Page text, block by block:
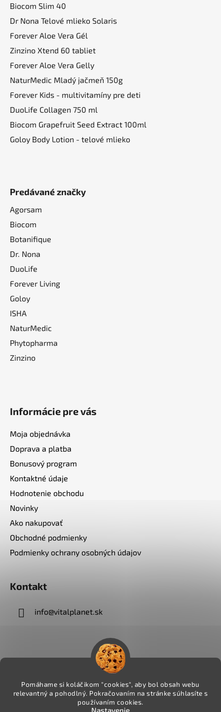
Pomáhame si koláčikom "cookies", aby bol obsah webu
relevantný a pohodlný. Pokračovaním na stránke súhlasíte s
používaním cookies.
Nastavenie
Biocom Slim 40
Dr Nona Telové mlieko Solaris
Forever Aloe Vera Gél
Zinzino Xtend 60 tabliet
Forever Aloe Vera Gelly
NaturMedic Mladý jačmeň 150g
Forever Kids - multivitamíny pre deti
DuoLife Collagen 750 ml
Biocom Grapefruit Seed Extract 100ml
Goloy Body Lotion - telové mlieko
Predávané značky
Agorsam
Biocom
Botanifique
Dr. Nona
DuoLife
Forever Living
Goloy
ISHA
NaturMedic
Phytopharma
Zinzino
Informácie pre vás
Moja objednávka
Doprava a platba
Bonusový program
Kontaktné údaje
Hodnotenie obchodu
Novinky
Ako nakupovať
Obchodné podmienky
Podmienky ochrany osobných údajov
Kontakt
info@vitalplanet.sk